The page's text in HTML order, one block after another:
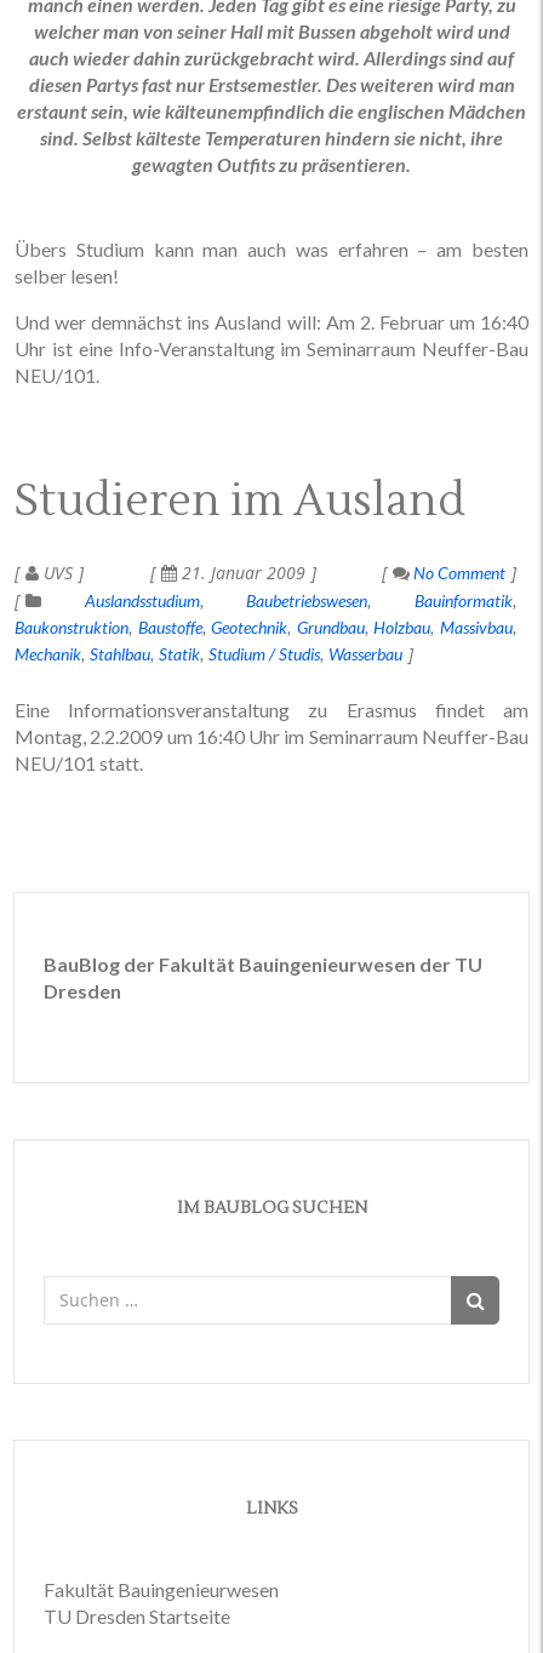
welcher man von seiner Hall mit Bussen abgeholt wird und
auch wieder dahin zurückgebracht wird. Allerdings sind auf
diesen Partys fast nur Erstsemestler. Des weiteren wird man
erstaunt sein, wie kälteunempfindlich die englischen Mädchen
sind. Selbst kälteste Temperaturen hindern sie nicht, ihre
gewagten Outfits zu präsentieren.
Übers Studium kann man auch was erfahren – am besten
selber lesen!
Und wer demnächst ins Ausland will: Am 2. Februar um 16:40
Uhr ist eine Info-Veranstaltung im Seminarraum Neuffer-Bau
NEU/101.
Studieren im Ausland
UVS 21. Januar 2009
No Comment
Auslandsstudium
Baubetriebswesen
Bauinformatik
Baukonstruktion Baustoffe Geotechnik Grundbau Holzbau Massivbau
Mechanik Stahlbau Statik Studium / Studis Wasserbau
Eine Informationsveranstaltung zu Erasmus findet am
Montag, 2.2.2009 um 16:40 Uhr im Seminarraum Neuffer-Bau
NEU/101 statt.
BauBlog der Fakultät Bauingenieurwesen der TU
Dresden
IM BAUBLOG SUCHEN
Suchen
nach:
LINKS
Fakultät Bauingenieurwesen
TU Dresden Startseite